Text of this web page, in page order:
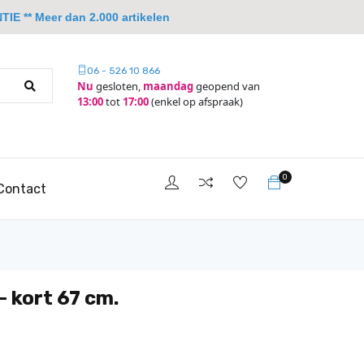
06 - 526 10 866
Nu gesloten, maandaggeopend van
13:00tot 17:00(enkel op afspraak)
0
kort 67 cm.
** Meer dan 2.000 artikelen